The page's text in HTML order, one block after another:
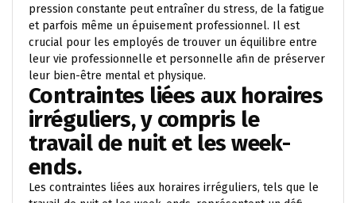
pression constante peut entraîner du stress, de la fatigue
et parfois même un épuisement professionnel. Il est
crucial pour les employés de trouver un équilibre entre
leur vie professionnelle et personnelle afin de préserver
leur bien-être mental et physique.
Contraintes liées aux horaires
irréguliers, y compris le
travail de nuit et les week-
ends.
Les contraintes liées aux horaires irréguliers, tels que le